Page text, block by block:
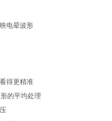
电晕波形
得更精准
的平均处理